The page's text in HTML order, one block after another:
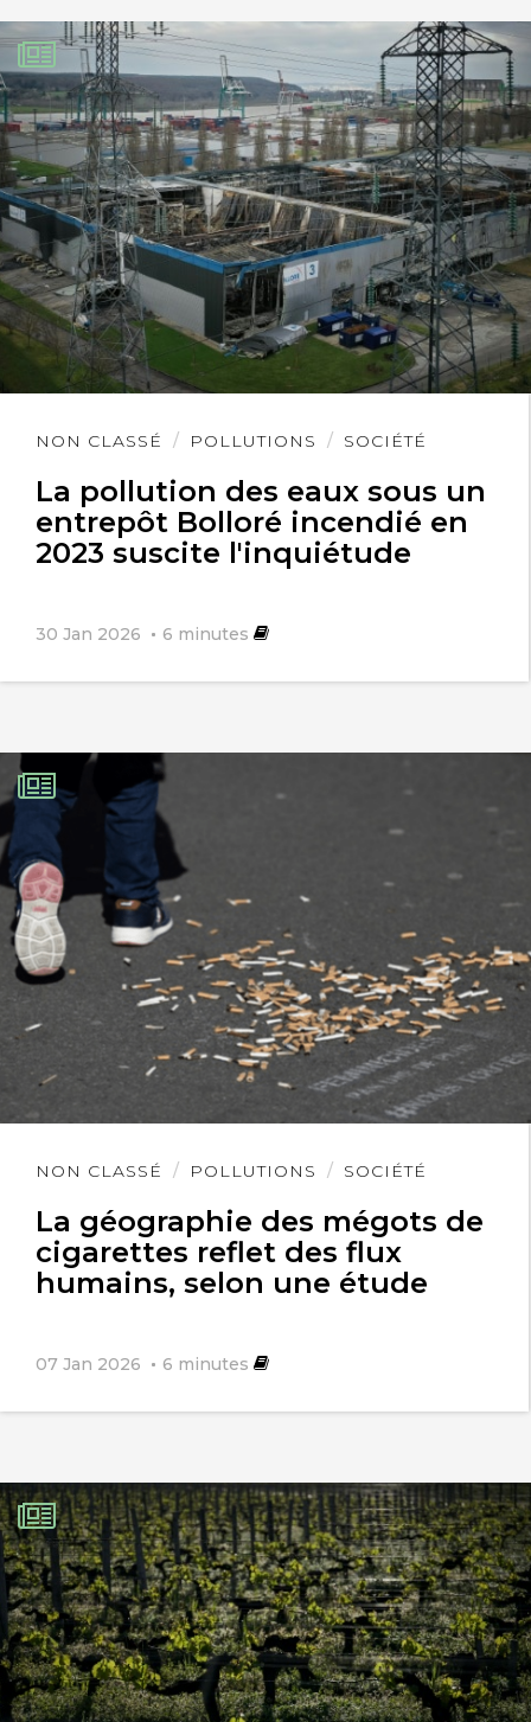
NON CLASSÉ POLLUTIONS SOCIÉTÉ
La pollution des eaux sous un
entrepôt Bolloré incendié en
2023 suscite l'inquiétude
30 Jan 2026 6 minutes
Lire
NON CLASSÉ POLLUTIONS SOCIÉTÉ
La géographie des mégots de
cigarettes reflet des flux
humains, selon une étude
07 Jan 2026 6 minutes
Lire